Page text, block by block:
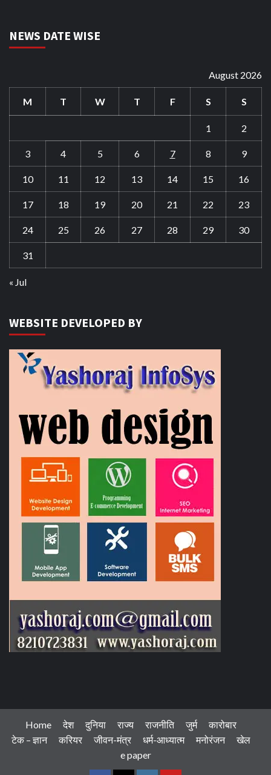
NEWS DATE WISE
August 2026
M T W T F S S
1 2
3 4 5 6 7 8 9
10 11 12 13 14 15 16
17 18 19 20 21 22 23
24 25 26 27 28 29 30
31
« Jul
WEBSITE DEVELOPED BY
Home देश दुनिया राज्य राजनीति जुर्म
कारोबार
टेक – ज्ञान
करियर जीवन-मंत्र धर्म-आध्यात्म मनोरंजन
खेल
e paper